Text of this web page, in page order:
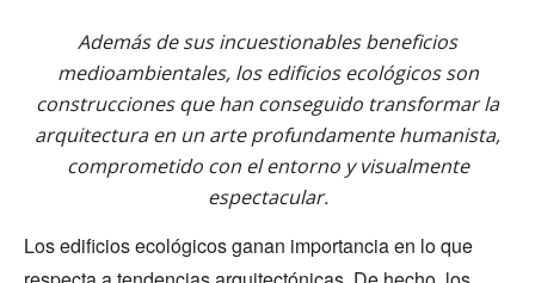
Además de sus incuestionables beneficios
medioambientales, los edificios ecológicos son
construcciones que han conseguido transformar la
arquitectura en un arte profundamente humanista,
comprometido con el entorno y visualmente
espectacular.
Los edificios ecológicos ganan importancia en lo que